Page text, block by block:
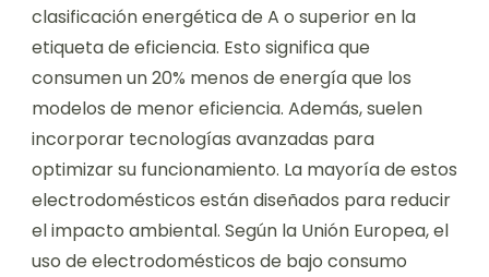
clasificación energética de A o superior en la
etiqueta de eficiencia. Esto significa que
consumen un 20% menos de energía que los
modelos de menor eficiencia. Además, suelen
incorporar tecnologías avanzadas para
optimizar su funcionamiento. La mayoría de estos
electrodomésticos están diseñados para reducir
el impacto ambiental. Según la Unión Europea, el
uso de electrodomésticos de bajo consumo